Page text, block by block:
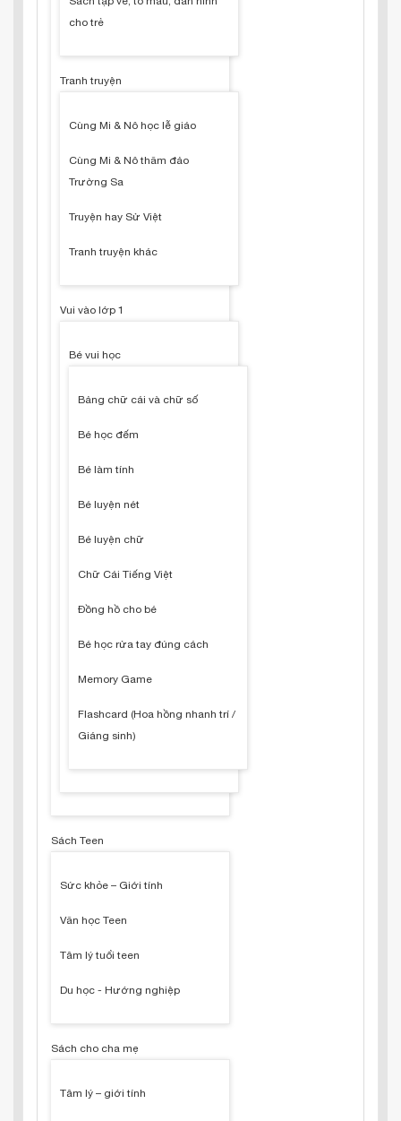
cho trẻ
Tranh truyện
Cùng Mi & Nô học lễ giáo
Cùng Mi & Nô thăm đảo
Trường Sa
Truyện hay Sử Việt
Tranh truyện khác
Vui vào lớp 1
Bé vui học
Bảng chữ cái và chữ số
Bé học đếm
Bé làm tính
Bé luyện nét
Bé luyện chữ
Chữ Cái Tiếng Việt
Đồng hồ cho bé
Bé học rửa tay đúng cách
Memory Game
Flashcard (Hoa hồng nhanh trí /
Giáng sinh)
Sách Teen
Sức khỏe – Giới tính
Văn học Teen
Tâm lý tuổi teen
Du học - Hướng nghiệp
Sách cho cha mẹ
Tâm lý – giới tính